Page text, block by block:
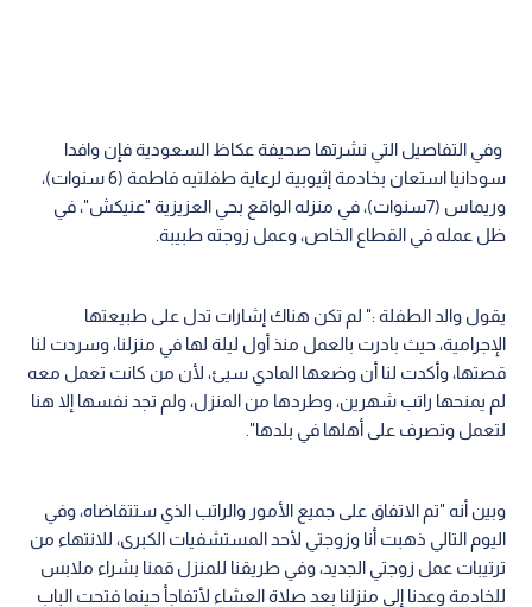
وفي التفاصيل التي نشرتها صحيفة عكاظ السعودية فإن وافدا
سودانيا استعان بخادمة إثيوبية لرعاية طفلتيه فاطمة (6 سنوات)،
وريماس (7سنوات)، في منزله الواقع بحي العزيزية "عنيكش"، في
ظل عمله في القطاع الخاص، وعمل زوجته طبيبة.
يقول والد الطفلة :" لم تكن هناك إشارات تدل على طبيعتها
الإجرامية، حيث بادرت بالعمل منذ أول ليلة لها في منزلنا، وسردت لنا
قصتها، وأكدت لنا أن وضعها المادي سيئ، لأن من كانت تعمل معه
لم يمنحها راتب شهرين، وطردها من المنزل، ولم تجد نفسها إلا هنا
لتعمل وتصرف على أهلها في بلدها".
وبين أنه "تم الاتفاق على جميع الأمور والراتب الذي ستتقاضاه، وفي
اليوم التالي ذهبت أنا وزوجتي لأحد المستشفيات الكبرى، للانتهاء من
ترتيبات عمل زوجتي الجديد، وفي طريقنا للمنزل قمنا بشراء ملابس
للخادمة وعدنا إلى منزلنا بعد صلاة العشاء لأتفاجأ حينما فتحت الباب